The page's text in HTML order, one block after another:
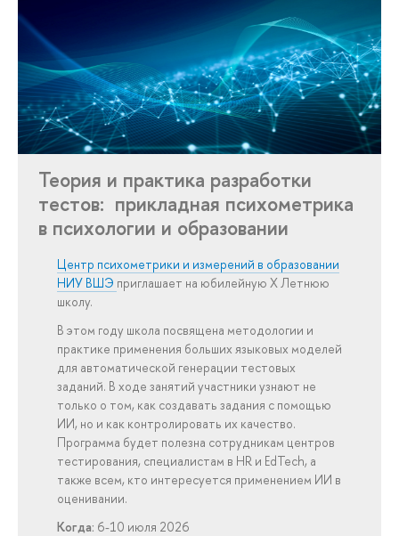
Теория и практика разработки
тестов: прикладная психометрика
в психологии и образовании
Центр психометрики и измерений в образовании
НИУ ВШЭ приглашает на юбилейную X Летнюю
школу.
В этом году школа посвящена методологии и
практике применения больших языковых моделей
для автоматической генерации тестовых
заданий. В ходе занятий участники узнают не
только о том, как создавать задания с помощью
ИИ, но и как контролировать их качество.
Программа будет полезна сотрудникам центров
тестирования, специалистам в HR и EdTech, а
также всем, кто интересуется применением ИИ в
оценивании.
Когда: 6-10 июля 2026